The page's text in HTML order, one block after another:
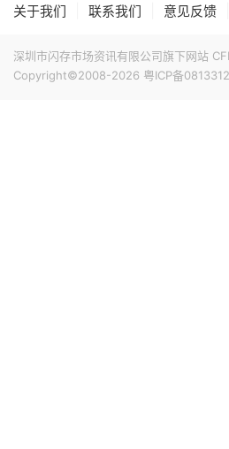
关于我们 联系我们 意见反馈
深圳市闪存市场资讯有限公司旗下网站
Copyright©2008-2026 粤ICP备